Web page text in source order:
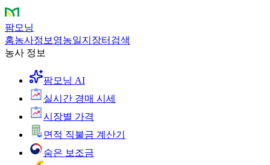
팜모닝
홈농사정보 영농일지 장터 검색
농사 정보
팜모닝 AI
실시간 경매 시세
시장별 가격
면적 직불금 계산기
숨은 보조금